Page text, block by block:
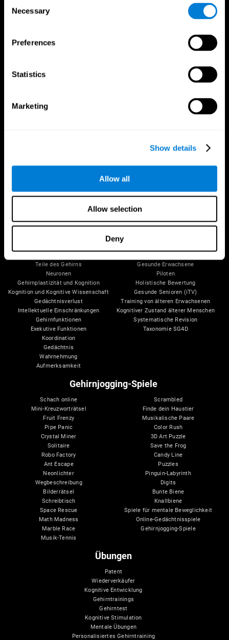
Selection
Necessary
Preferences
Statistics
Marketing
Show details
Allow all
Allow selection
Deny
Folge uns
Dein Gehirn
Teile des Gehirns
Neuronen
Gehirnplastizität und Kognition
Kognition und Kognitive Wissenschaft
Gedächtnisverlust
Intellektuelle Einschränkungen
Gehirnfunktionen
Exekutive Funktionen
Koordination
Gedächtnis
Wahrnehmung
Aufmerksamkeit
Forschung
Gesunde Erwachsene
Piloten
Holistische Bewertung
Gesunde Senioren (iTV)
Training von älteren Erwachsenen
Kognitiver Zustand älterer Menschen
Systematische Revision
Taxonomie SG4D
Gehirnjogging-Spiele
Schach online
Mini-Kreuzworträtsel
Fruit Frenzy
Pipe Panic
Crystal Miner
Solitaire
Robo Factory
Ant Escape
Neonlichter
Wegbeschreibung
Bilderrätsel
Schreibtisch
Space Rescue
Math Madness
Marble Race
Musik-Tennis
Scrambled
Finde dein Haustier
Musikalische Paare
Color Rush
3D Art Puzzle
Save the Frog
Candy Line
Puzzles
Pinguin-Labyrinth
Digits
Bunte Biene
Knallbiene
Spiele für mentale Beweglichkeit
Online-Gedächtnisspiele
Gehirnjogging-Spiele
Übungen
Patent
Wiederverkäufer
Kognitive Entwicklung
Gehirntrainings
Gehirntest
Kognitive Stimulation
Mentale Übungen
Personalisiertes Gehirntraining